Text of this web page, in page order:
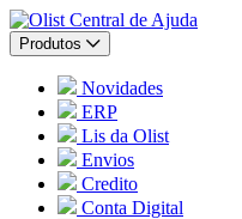
Central de Ajuda
Produtos
Novidades
ERP
Lis da Olist
Envios
Credito
Conta Digital